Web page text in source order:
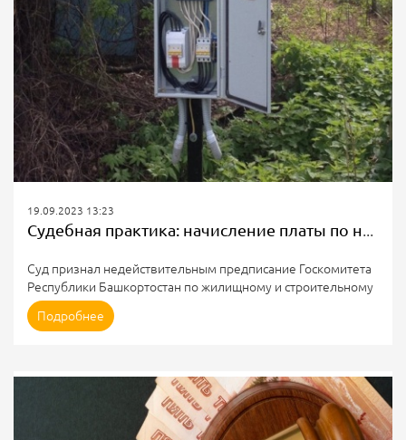
ГК...
19.09.2023 13:23
Судебная практика: начисление платы по новому прибору учета при наличии старого
Суд признал недействительным предписание Госкомитета
Республики Башкортостан по жилищному и строительному
надзору о неправильном начислении платы за
электроснабжение.
РСО правильно учитывала показания нового прибора
Государственный комитет Республики Башкортостан по
жилищному и строительному надзору провёл проверку в
Подробнее